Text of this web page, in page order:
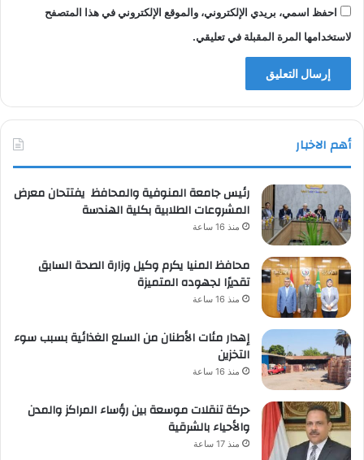
احفظ اسمي، بريدي الإلكتروني، والموقع الإلكتروني في هذا المتصفح
لاستخدامها المرة المقبلة في تعليقي.
أهم الاخبار
رئيس جامعة المنوفية والمحافظ يفتتحان معرض
المشروعات الطلابية بكلية الهندسة
منذ 16 ساعة
محافظ المنيا يكرم وكيل وزارة الصحة السابق
تقديرًا لجهوده المتميزة
منذ 16 ساعة
إهدار مئات الأطنان من السلع الغذائية بسبب سوء
التخزين
منذ 16 ساعة
حركة تنقلات موسعة بين رؤساء المراكز والمدن
والأحياء بالشرقية
منذ 17 ساعة